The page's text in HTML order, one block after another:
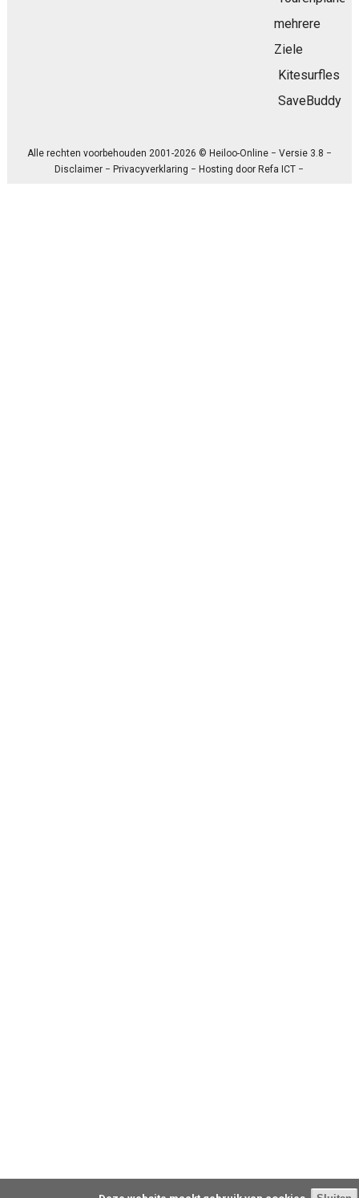
mehrere
Ziele
Kitesurfles
SaveBuddy
Alle rechten voorbehouden 2001-2026 © Heiloo-Online − Versie 3.8 −
Disclaimer −Privacyverklaring − Hosting doorRefa ICT −